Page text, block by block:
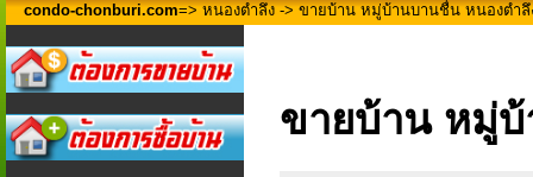
condo-chonburi.com=> หนองตำลึง -> ขายบ้าน หมู่บ้านบานชื่น หนองตำลึ
ขายบ้าน หมู่